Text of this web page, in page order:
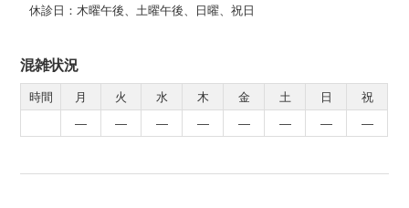
休診日：木曜午後、土曜午後、日曜、祝日
混雑状況
時間 月 火 水 木 金 土 日
祝
―
― ― ― ― ― ― ―